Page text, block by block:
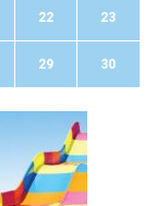
22 23
29 30